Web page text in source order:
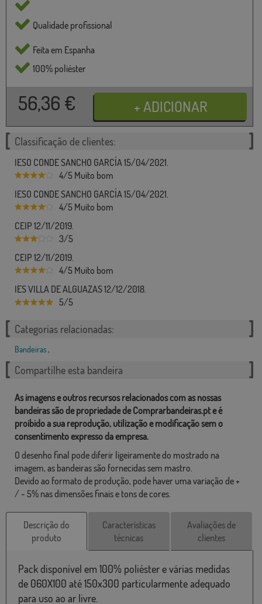
Qualidade profissional
Feita em Espanha
100% poliéster
56,36 €
Classificação de clientes:
IESO CONDE SANCHO GARCÍA 15/04/2021.
4/5 Muito bom
IESO CONDE SANCHO GARCÍA 15/04/2021.
4/5 Muito bom
CEIP 12/11/2019.
3/5
CEIP 12/11/2019.
4/5 Muito bom
IES VILLA DE ALGUAZAS 12/12/2018.
5/5
Categorias relacionadas:
Bandeiras,
Compartilhe esta bandeira
As imagens e outros recursos relacionados com as nossas
bandeiras são de propriedade de Comprarbandeiras.pt e é
proibido a sua reprodução, utilização e modificação sem o
consentimento expresso da empresa.
O desenho final pode diferir ligeiramente do mostrado na
imagem, as bandeiras são fornecidas sem mastro.
Devido ao formato de produção, pode haver uma variação de +
/ - 5% nas dimensões finais e tons de cores.
Descrição do
produto
Características
técnicas
Avaliações de
clientes
Pack disponível em 100% poliéster e várias medidas
de 060X100 até 150x300 particularmente adequado
para uso ao ar livre.